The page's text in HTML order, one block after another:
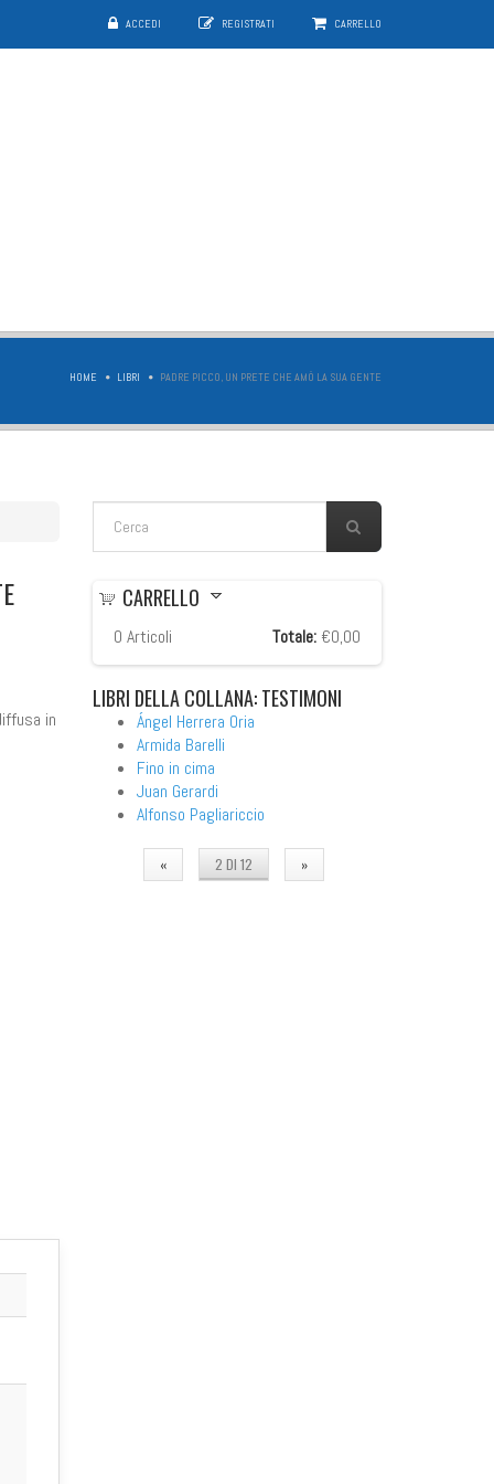
ACCEDI REGISTRATI CARRELLO
HOME LIBRI PADRE PICCO, UN PRETE CHE AMÒ LA SUA GENTE
FORM DI RICERCA
in
CARRELLO
0 Articoli Totale: €0,00
LIBRI DELLA COLLANA: TESTIMONI
Ángel Herrera Oria
Armida Barelli
Fino in cima
Juan Gerardi
Alfonso Pagliariccio
« 2 DI 12 »